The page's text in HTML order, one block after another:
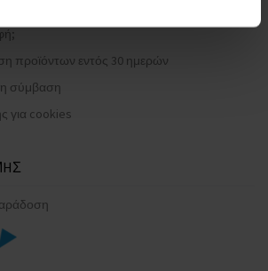
προϊόντων εντός 30 ημερών
σύμβαση
για cookies